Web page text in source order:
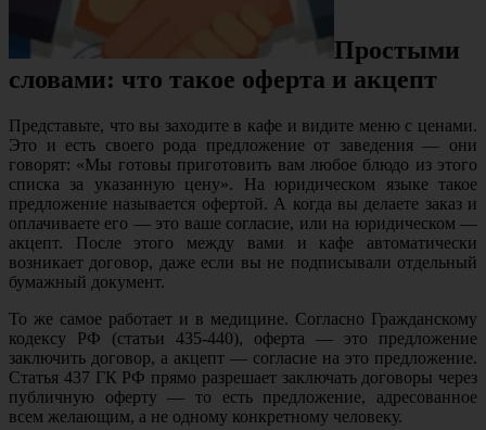
Простыми
словами: что такое оферта и акцепт
Представьте, что вы заходите в кафе и видите меню с ценами.
Это и есть своего рода предложение от заведения — они
говорят: «Мы готовы приготовить вам любое блюдо из этого
списка за указанную цену». На юридическом языке такое
предложение называется офертой. А когда вы делаете заказ и
оплачиваете его — это ваше согласие, или на юридическом —
акцепт. После этого между вами и кафе автоматически
возникает договор, даже если вы не подписывали отдельный
бумажный документ.
То же самое работает и в медицине. Согласно Гражданскому
кодексу РФ (статьи 435-440), оферта — это предложение
заключить договор, а акцепт — согласие на это предложение.
Статья 437 ГК РФ прямо разрешает заключать договоры через
публичную оферту — то есть предложение, адресованное
всем желающим, а не одному конкретному человеку.